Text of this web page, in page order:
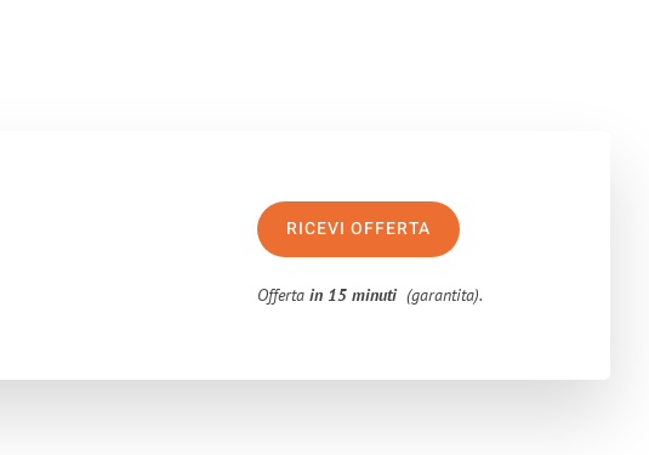
RICEVI OFFERTA
Offertain 15 minuti (garantita).